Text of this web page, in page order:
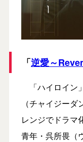
「逆愛～
「ハイロイン
（チャイジー
レンジでドラマ
青年・呉所畏（